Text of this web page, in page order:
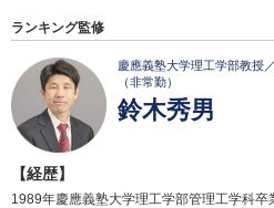
ランキング監修
慶應義塾大学理工学部教授
（非常勤）
鈴木秀男
【経歴】
1989年慶應義塾大学理工学部管理工学科卒